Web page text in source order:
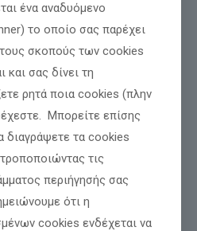
από έναν 80χρονο να
για να ασκήσει τα
πολιτών.»
ένα αναδυόμενο
το οποίο σας παρέχει
σκοπούς των cookies
και σας δίνει τη
ρητά ποια cookies (πλην
Μπορείτε επίσης
διαγράψετε τα cookies
τις
περιήγησής σας
ότι η
cookies ενδέχεται να